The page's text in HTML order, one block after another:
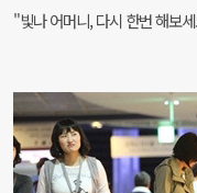
"빛나 어머니, 다시 한번 해보